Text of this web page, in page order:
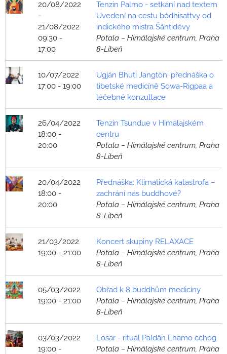
20/08/2022
-
21/08/2022
09:30 -
17:00
Tenzin Palmo - setkání nad textem
Uvedení na cestu bódhisattvy od
indického mistra Šántidévy
Potala – Himálajské centrum, Praha
8-Libeň
10/07/2022
17:00 - 19:00
Ugjän Bhuti Jangtön: přednáška o
tibetské medicíně Sowa-Rigpaa a
léčebné konzultace
26/04/2022
18:00 -
20:00
Tenzin Tsundue v Himálajském
centru
Potala – Himálajské centrum, Praha
8-Libeň
20/04/2022
18:00 -
20:00
Přednáška: Klimatická katastrofa –
zachrání nás buddhové?
Potala – Himálajské centrum, Praha
8-Libeň
21/03/2022
19:00 - 21:00
Koncert skupiny RELAXACE
Potala – Himálajské centrum, Praha
8-Libeň
05/03/2022
19:00 - 21:00
Obřad k 8 buddhům medicíny
Potala – Himálajské centrum, Praha
8-Libeň
03/03/2022
19:00 -
Losar - rituál Paldän Lhamo cchog
Potala – Himálajské centrum, Praha